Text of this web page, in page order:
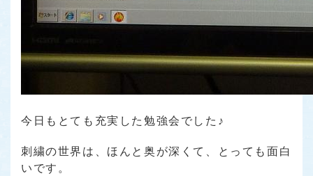
今日もとても充実した勉強会でした♪
刺繍の世界は、ほんと奥が深くて、とっても面白
いです。